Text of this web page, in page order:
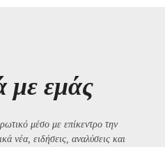
με εμάς
μέσο με επίκεντρο την
νέα, ειδήσεις, αναλύσεις και